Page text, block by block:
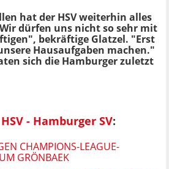
hat der HSV weiterhin alles
dürfen uns nicht so sehr mit
bekräftige Glatzel. "Erst
Hausaufgaben machen."
sich die Hamburger zuletzt
HSV - Hamburger SV:
CHAMPIONS-LEAGUE-
GRÖNBAEK